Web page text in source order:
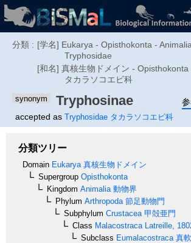
分類 : [学名] Eukarya - Opisthokonta -
Tryphosidae
[和名] 真核生物ドメイン -
タカラソコエビ科
synonym Tryphosinae
accepted as Tryphosidae タカラソコエビ科
分類ツリー
Domain Eukarya真核生物ドメイン
Supergroup Opisthokonta
Kingdom Animalia動物界
Phylum Arthropoda節足動物門
Subphylum Crustacea甲殻亜門
Class MalacostracaLatreille,
Subclass Eumalacostraca真